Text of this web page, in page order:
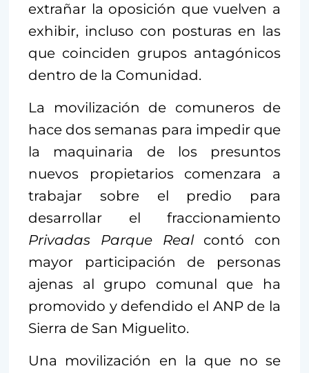
extrañar la oposición que vuelven a
exhibir, incluso con posturas en las
que coinciden grupos antagónicos
dentro de la Comunidad.
La movilización de comuneros de
hace dos semanas para impedir que
la maquinaria de los presuntos
nuevos propietarios comenzara a
trabajar sobre el predio para
desarrollar el fraccionamiento
Privadas Parque Realcontó con
mayor participación de personas
ajenas al grupo comunal que ha
promovido y defendido el ANP de la
Sierra de San Miguelito.
Una movilización en la que no se